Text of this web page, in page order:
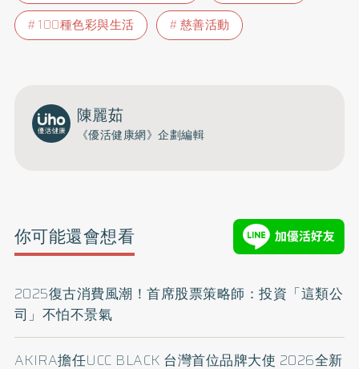
100種色彩與生活
慈善活動
陳麗茹
《優活健康網》企劃編輯
你可能還會想看
2025復古消費風潮！首席股票策略師：投資「這類公
司」不怕不景氣
AKIRA擔任UCC BLACK 台灣首位品牌大使 2026全新